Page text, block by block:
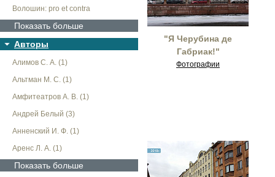
Волошин: pro et contra
Показать больше
Авторы
Алимов С. А. (1)
Альтман М. С. (1)
Амфитеатров А. В. (1)
Андрей Белый (3)
Анненский И. Ф. (1)
Аренс Л. А. (1)
Показать больше
"Я Черубина де
Габриак!"
Фотографии